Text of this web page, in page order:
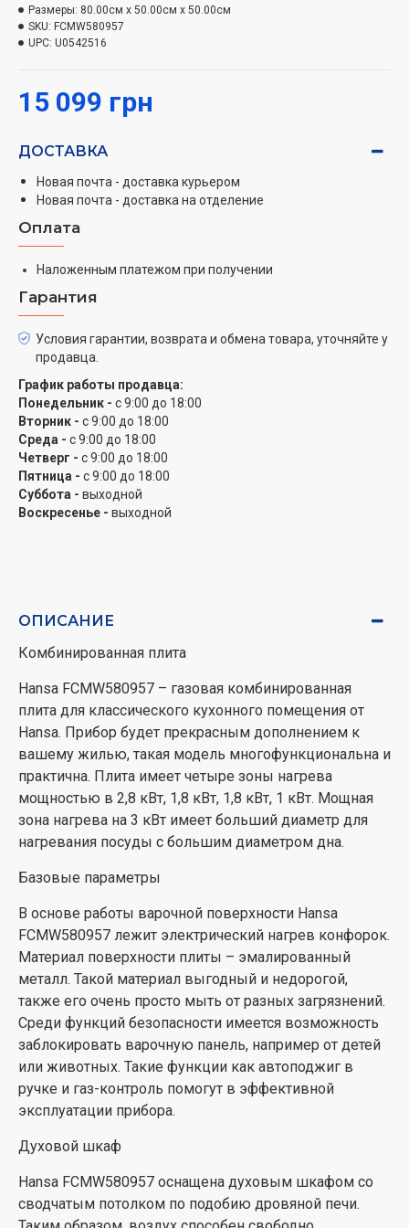
Базовые параметры
В основе работы варочной поверхности Hansa
Материал поверхности плиты – эмалированный
металл. Такой материал выгодный и недорогой,
Среди функций безопасности имеется возможность
заблокировать варочную панель, например от детей
или животных. Такие функции как автоподжиг в
ручке и газ-контроль помогут в эффективной
эксплуатации прибора.
Hansa FCMW580957 оснащена духовым шкафом со
сводчатым потолком по подобию дровяной печи.
Таким образом, воздух способен свободно
циркулировать в пространстве духовки создавая
оптимальную конвекцию. Духовка оснащена
функцией Big Space – большое внутреннее
пространство позволяет готовить на нескольких
уровнях одновременно. Общий объем духовки
составляет 62 литра.
посредством механической панели управления с
утапливаемыми кнопками. В комплекте поставки
эмалированные противни гексональной формы.
15 099 грн
Размеры: 80.00см x 50.00см x 50.00см
SKU: FCMW580957
UPC: U0542516
ДОСТАВКА
Новая почта - доставка курьером
Новая почта - доставка на отделение
Оплата
Наложенным платежом при получении
Гарантия
Условия гарантии, возврата и обмена товара, уточняйте у
продавца.
График работы продавца:
Понедельник - с 9:00 до 18:00
Вторник - с 9:00 до 18:00
Среда - с 9:00 до 18:00
Четверг - с 9:00 до 18:00
Пятница - с 9:00 до 18:00
Суббота - выходной
Воскресенье - выходной
ОПИСАНИЕ
Комбинированная плита
Hansa FCMW580957 – газовая комбинированная
плита для классического кухонного помещения от
Hansa. Прибор будет прекрасным дополнением к
вашему жилью, такая модель многофункциональна и
практична. Плита имеет четыре зоны нагрева
мощностью в 2,8 кВт, 1,8 кВт, 1,8 кВт, 1 кВт. Мощная
зона нагрева на 3 кВт имеет больший диаметр для
нагревания посуды с большим диаметром дна.
Базовые параметры
В основе работы варочной поверхности Hansa
FCMW580957 лежит электрический нагрев конфорок.
Материал поверхности плиты – эмалированный
металл. Такой материал выгодный и недорогой,
также его очень просто мыть от разных загрязнений.
Среди функций безопасности имеется возможность
заблокировать варочную панель, например от детей
или животных. Такие функции как автоподжиг в
ручке и газ-контроль помогут в эффективной
эксплуатации прибора.
Духовой шкаф
Hansa FCMW580957 оснащена духовым шкафом со
сводчатым потолком по подобию дровяной печи.